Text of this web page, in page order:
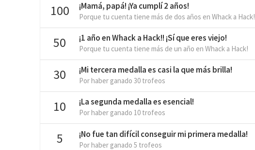
100 ¡Mamá, papá! ¡Ya cumplí 2 años!
Porque tu cuenta tiene más de dos años en Whack a Hack!
50 ¡1 año en Whack a Hack!! ¡Sí que eres viejo!
Porque tu cuenta tiene más de un año en Whack a Hack!
30 ¡Mi tercera medalla es casi la que más brilla!
Por haber ganado 30 trofeos
10 ¡La segunda medalla es esencial!
Por haber ganado 10 trofeos
5 ¡No fue tan difícil conseguir mi primera medalla!
Por haber ganado 5 trofeos